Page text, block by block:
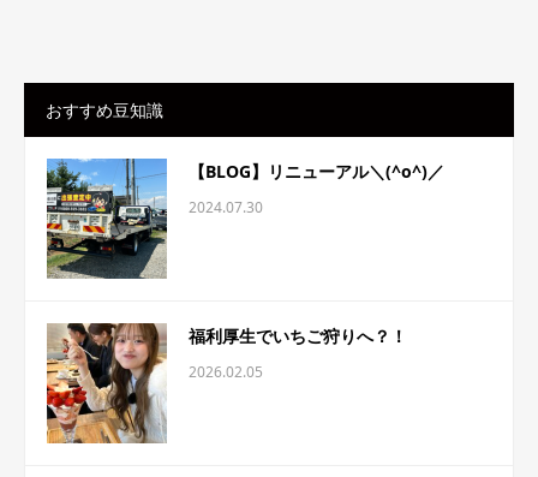
おすすめ豆知識
【BLOG】リニューアル＼(^o^)／
2024.07.30
福利厚生でいちご狩りへ？！
2026.02.05